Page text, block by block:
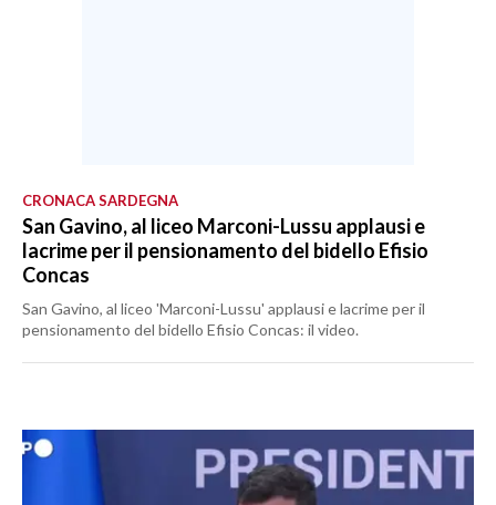
CRONACA SARDEGNA
San Gavino, al liceo Marconi-Lussu applausi e
lacrime per il pensionamento del bidello Efisio
Concas
San Gavino, al liceo 'Marconi-Lussu' applausi e lacrime per il
pensionamento del bidello Efisio Concas: il video.